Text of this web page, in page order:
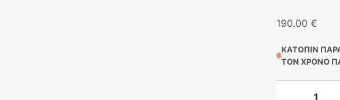
190.00€
ΚΑΤΌΠΙΝ
ΤΟΝ ΧΡΌΝΟ